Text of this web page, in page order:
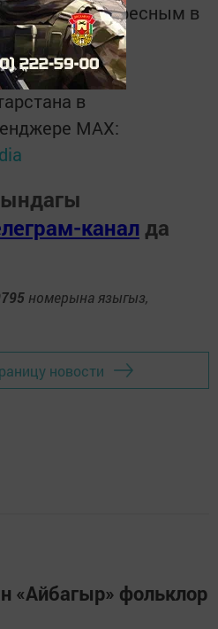
и интересным в
в
MАХ:
канал да
номерына языгыз,
новости
«Айбагыр» фольклор